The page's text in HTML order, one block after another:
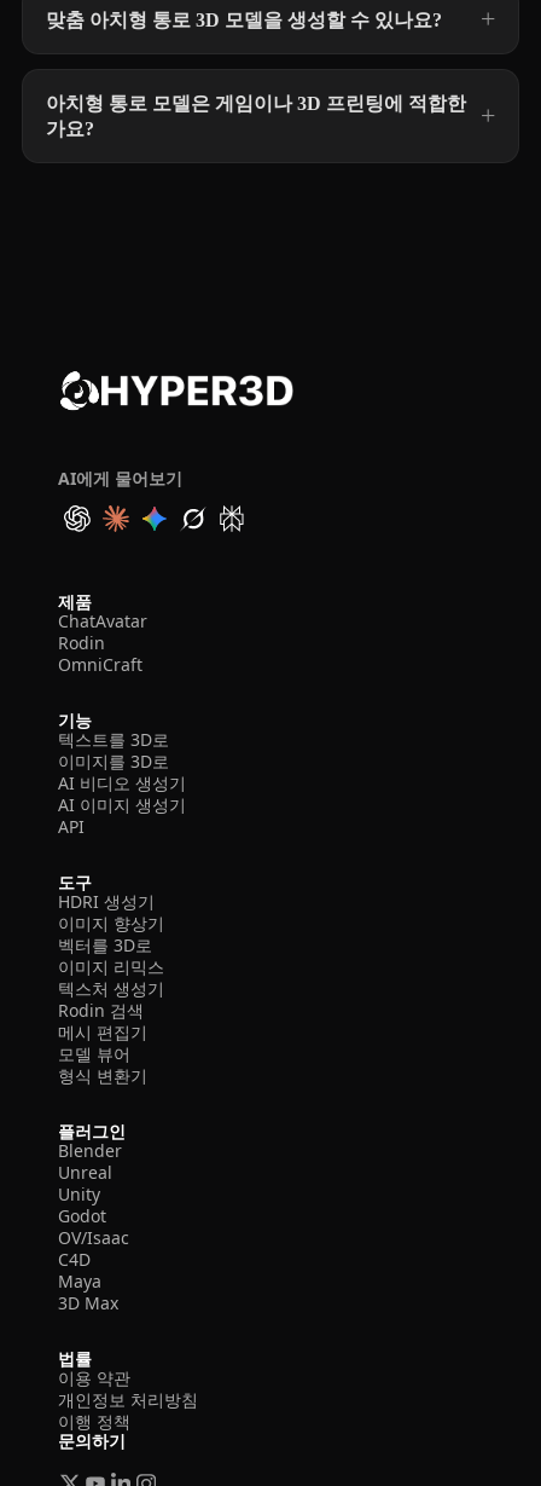
맞춤 아치형 통로 3D 모델을 생성할 수 있나요?
아치형 통로 모델은 게임이나 3D 프린팅에 적합한
가요?
AI에게 물어보기
제품
ChatAvatar
Rodin
OmniCraft
기능
텍스트를 3D로
이미지를 3D로
AI 비디오 생성기
AI 이미지 생성기
API
도구
HDRI 생성기
이미지 향상기
벡터를 3D로
이미지 리믹스
텍스처 생성기
Rodin 검색
메시 편집기
모델 뷰어
형식 변환기
플러그인
Blender
Unreal
Unity
Godot
OV/Isaac
C4D
Maya
3D Max
법률
이용 약관
개인정보 처리방침
이행 정책
문의하기